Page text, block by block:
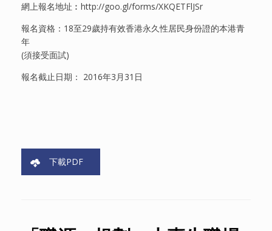
網上報名地址︰http://goo.gl/forms/XKQETFlJSr
報名資格：18至29歲持有效香港永久性居民身份證的本港青
年
(須接受面試)
報名截止日期： 2016年3月31日
下載PDF